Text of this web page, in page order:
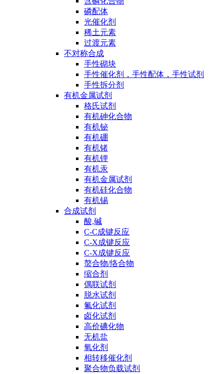
磷配体
光催化剂
稀土元素
过渡元素
不对称合成
手性砌块
手性催化剂，手性配体，手性试剂
手性拆分剂
有机金属试剂
格氏试剂
有机砷化合物
有机铋
有机硼
有机锗
有机锂
有机汞
有机金属试剂
有机硅化合物
有机锡
合成试剂
酸,碱
C-C成键反应
C-X成键反应
C-X成键反应
螯合物/络合物
缩合剂
偶联试剂
脱水试剂
氟化试剂
卤化试剂
高价碘化物
无机盐
氧化剂
相转移催化剂
聚合物负载试剂